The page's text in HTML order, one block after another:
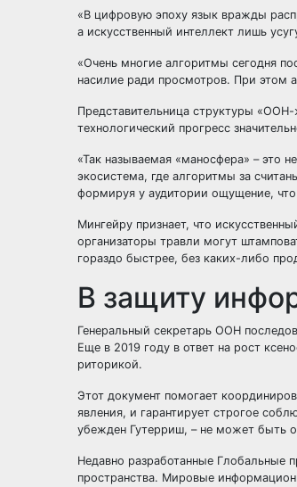
«В цифровую эпоху язык вражды
а искусственный интеллект лишь
«Очень многие алгоритмы сегодня
насилие ради просмотров. При этом
Представительница структуры
технологический прогресс
«Так называемая «маносфера» – это
экосистема, где алгоритмы за
формируя у аудитории ощущение,
Мингейру признает, что
организаторы травли могут
гораздо быстрее, без каких-либо
В защиту
Генеральный секретарь ООН
Еще в 2019 году в ответ на рост
риторикой.
Этот документ помогает
явления, и гарантирует строгое
убежден Гутерриш, – не может быть
Недавно разработанные Глобальные
пространства. Мировые